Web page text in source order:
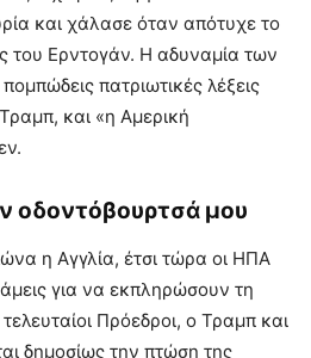
και χάλασε όταν απότυχε το
του Ερντογάν. Η αδυναμία των
πατριωτικές λέξεις
και «η Αμερική
οδοντόβουρτσά μου
η Αγγλία, έτσι τώρα οι ΗΠΑ
για να εκπληρώσουν τη
Πρόεδροι, ο Τραμπ και
δημοσίως την πτώση της